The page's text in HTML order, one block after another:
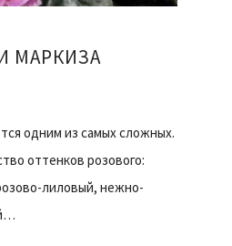
МАРКИЗА
одним из самых сложных.
оттенков розового:
лиловый, нежно-